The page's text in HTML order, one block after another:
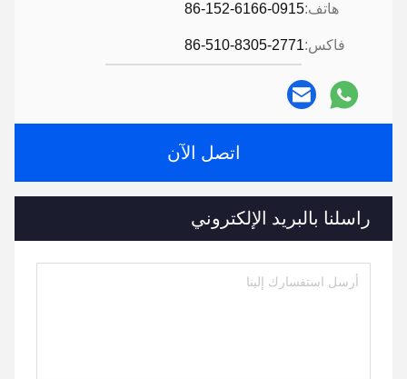
هاتف:86-152-6166-0915
فاكس:86-510-8305-2771
اتصل الآن
راسلنا بالبريد الإلكتروني